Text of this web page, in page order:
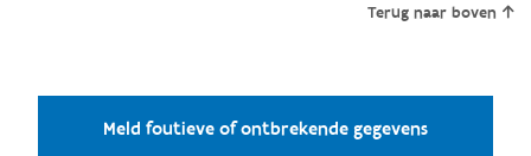
Terug naar boven
Meld foutieve of ontbrekende gegevens